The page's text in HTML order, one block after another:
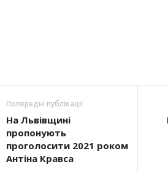
Попередні публікації
На Львівщині
пропонують
проголосити 2021 роком
Антіна Кравса